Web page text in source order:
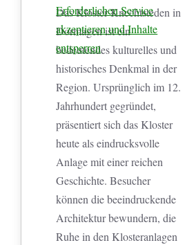
Erforderlichen Service
akzeptieren und Inhalte
entsperren
Das Kloster Knechtsteden in
Dormagen ist ein
bedeutendes kulturelles und
historisches Denkmal in der
Region. Ursprünglich im 12.
Jahrhundert gegründet,
präsentiert sich das Kloster
heute als eindrucksvolle
Anlage mit einer reichen
Geschichte. Besucher
können die beeindruckende
Architektur bewundern, die
Ruhe in den Klosteranlagen